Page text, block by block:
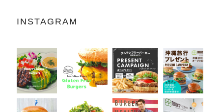
ます。
輸入遅延が発生しております。当面の
間、従来のポテトを代替えのポテトに変
更させていただきます。ご利用のお客様
には大変ご不便をおかけいたしますが、
何卒ご了承の程、よろしくお願い申し上
げます。
INSTAGRAM